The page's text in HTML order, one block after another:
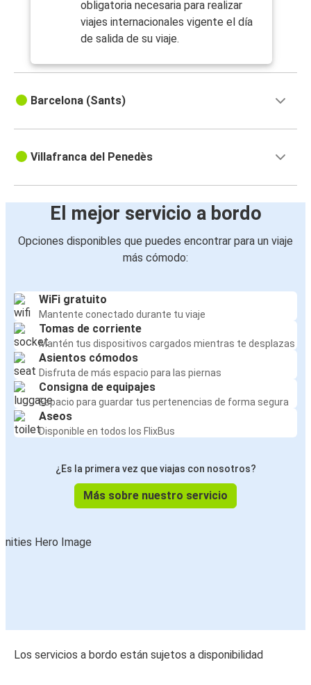
obligatoria necesaria para realizar
viajes internacionales vigente el día
de salida de su viaje.
Barcelona (Sants)
Villafranca del Penedès
El mejor servicio a bordo
Opciones disponibles que puedes encontrar para un viaje
más cómodo:
WiFi gratuito
Mantente conectado durante tu viaje
Tomas de corriente
Mantén tus dispositivos cargados mientras te desplazas
Asientos cómodos
Disfruta de más espacio para las piernas
Consigna de equipajes
Espacio para guardar tus pertenencias de forma segura
Aseos
Disponible en todos los FlixBus
¿Es la primera vez que viajas con nosotros?
Más sobre nuestro servicio
Los servicios a bordo están sujetos a disponibilidad